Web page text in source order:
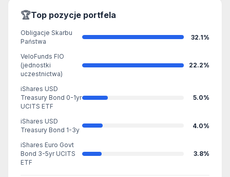
🏆Top pozycje portfela
Obligacje Skarbu
Państwa
32.1%
VeloFunds FIO
(jednostki
uczestnictwa)
22.2%
iShares USD
Treasury Bond 0-1yr
UCITS ETF
5.0%
iShares USD
Treasury Bond 1-3y
4.0%
iShares Euro Govt
Bond 3-5yr UCITS
ETF
3.8%